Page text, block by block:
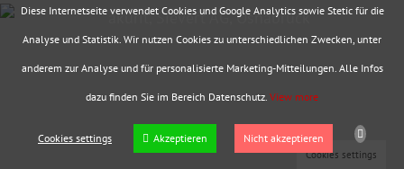
Diese Internetseite verwendet Cookies und Google Analytics sowie Stetic für die
Analyse und Statistik. Wir nutzen Cookies zu unterschiedlichen Zwecken, unter
anderem zur Analyse und für personalisierte Marketing-Mitteilungen. Alle Infos
dazu finden Sie im Bereich Datenschutz. View more
Cookies settings Akzeptieren Nicht akzeptieren
Cookies settings